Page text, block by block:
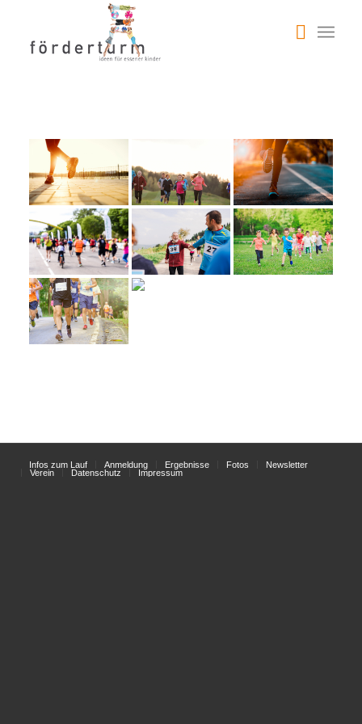
Infos zum Lauf Anmeldung Ergebnisse Fotos
Newsletter
Verein
Datenschutz Impressum